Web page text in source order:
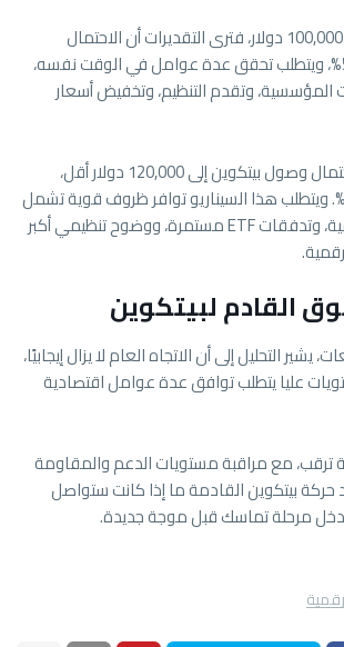
أما بالنسبة لمستوى 100,000 دولار، فترى التقديرات أن الاحتمال
متوسط بين 45% و55%، ويتطلب تحقق عدة عوامل في الوقت نفسه،
المؤسسية، وتقدم التنظيم، وتخفيض أسعار
في المقابل، يبقى احتمال وصول بيتكوين إلى 120,000 دولار أقل،
ويتراوح بين 25% و35%. ويتطلب هذا السيناريو توافر ظروف قوية تشمل
توسع السيولة العالمية، وتدفقات ETF مستمرة، ووضوح تنظيمي أكبر
القادم لبيتكوين
يشير التحليل إلى أن الاتجاه العام لا يزال إيجابيًا،
عليا يتطلب توافق عدة عوامل اقتصادية
مع مراقبة مستويات الدعم والمقاومة
حركة بيتكوين القادمة ما إذا كانت ستواصل
مرحلة تماسك قبل موجة جديدة.